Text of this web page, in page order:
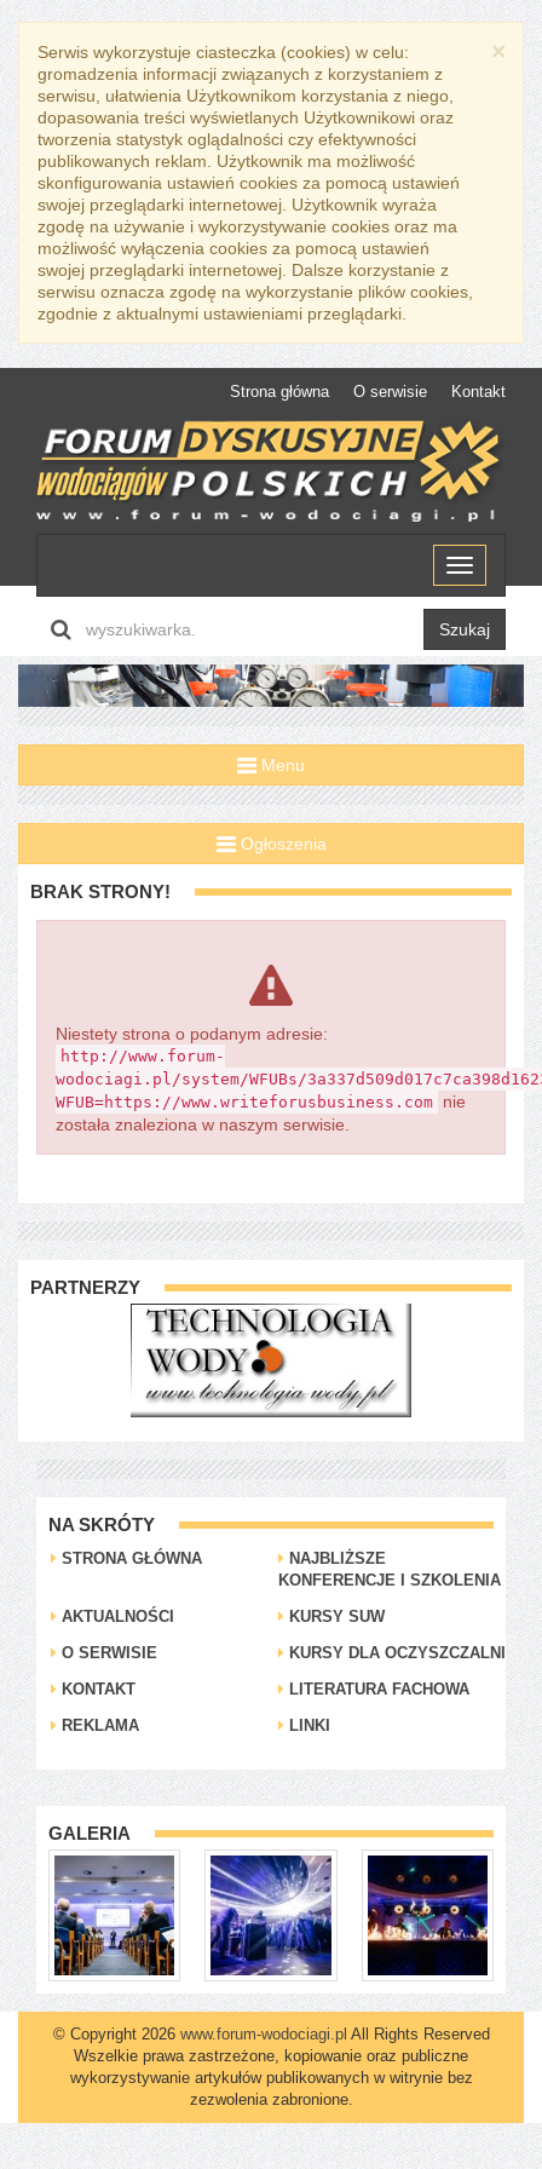
×
Serwis wykorzystuje ciasteczka (cookies) w celu:
gromadzenia informacji związanych z korzystaniem z
serwisu, ułatwienia Użytkownikom korzystania z niego,
dopasowania treści wyświetlanych Użytkownikowi oraz
tworzenia statystyk oglądalności czy efektywności
publikowanych reklam. Użytkownik ma możliwość
skonfigurowania ustawień cookies za pomocą ustawień
swojej przeglądarki internetowej. Użytkownik wyraża
zgodę na używanie i wykorzystywanie cookies oraz ma
możliwość wyłączenia cookies za pomocą ustawień
swojej przeglądarki internetowej. Dalsze korzystanie z
serwisu oznacza zgodę na wykorzystanie plików cookies,
zgodnie z aktualnymi ustawieniami przeglądarki.
Strona główna O serwisie Kontakt
Menu
Szukaj
Menu
Ogłoszenia
BRAK STRONY!
Niestety strona o podanym adresie:
http://www.forum-
wodociagi.pl/system/WFUBs/
WFUB=https://www.writeforusbusiness.com nie
została znaleziona w naszym serwisie.
PARTNERZY
NA SKRÓTY
STRONA GŁÓWNA
NAJBLIŻSZE
KONFERENCJE I SZKOLENIA
AKTUALNOŚCI
KURSY SUW
O SERWISIE
KURSY DLA OCZYSZCZALNI
KONTAKT
LITERATURA FACHOWA
REKLAMA
LINKI
GALERIA
© Copyright 2026 www.forum-wodociagi.pl All Rights Reserved
Wszelkie prawa zastrzeżone, kopiowanie oraz publiczne
wykorzystywanie artykułów publikowanych w witrynie bez
zezwolenia zabronione.